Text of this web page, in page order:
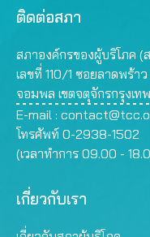
ติดต่อสภา
สภาองค์กรของผู้บริโภค (
เลขที่ 110/1 ซอยลาดพร้
จอมพล เขตจตุจักรกรุงเ
E-mail :
โทรศัพท์ 0-2938-1502
(เวลาทำการ 09.00 -
เกี่ยวกับเรา